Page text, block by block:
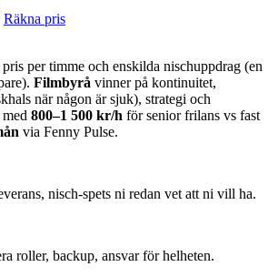
Räkna pris
per timme och enskilda nischuppdrag (en
Filmbyrå vinner på kontinuitet,
när någon är sjuk), strategi och
800–1 500 kr/h för senior frilans vs fast
via Fenny Pulse.
nisch-spets ni redan vet att ni vill ha.
roller, backup, ansvar för helheten.